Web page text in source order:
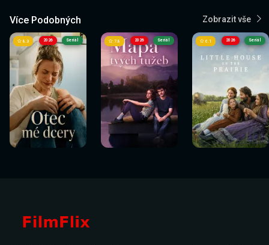
Více Podobných Zobrazit vše
2026
8.3 Seriál 2026
7.8 Seriál 2026
6.1 Seriál